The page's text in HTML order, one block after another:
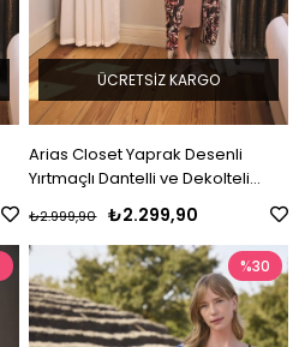
Arias Closet Yaprak Desenli
Yırtmaçlı Dantelli ve Dekolteli
Sabahlık Takımı
₺2.299,90
₺2.999,90
ÜCRETSIZ KARGO
%30